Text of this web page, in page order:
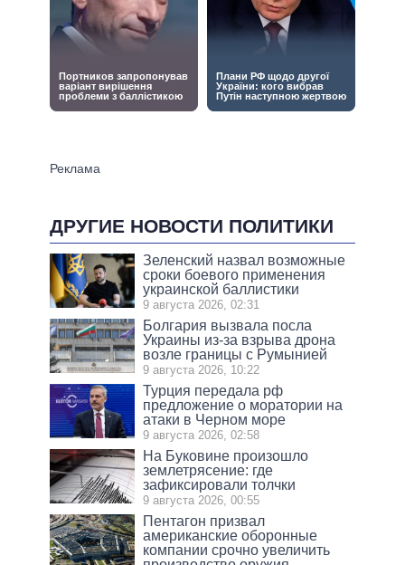
ДРУГИЕ НОВОСТИ ПОЛИТИКИ
Зеленский назвал возможные
сроки боевого применения
украинской баллистики
9 августа 2026, 02:31
Болгария вызвала посла
Украины из-за взрыва дрона
возле границы с Румынией
9 августа 2026, 10:22
Турция передала рф
предложение о моратории на
атаки в Черном море
9 августа 2026, 02:58
На Буковине произошло
землетрясение: где
зафиксировали толчки
9 августа 2026, 00:55
Пентагон призвал
американские оборонные
компании срочно увеличить